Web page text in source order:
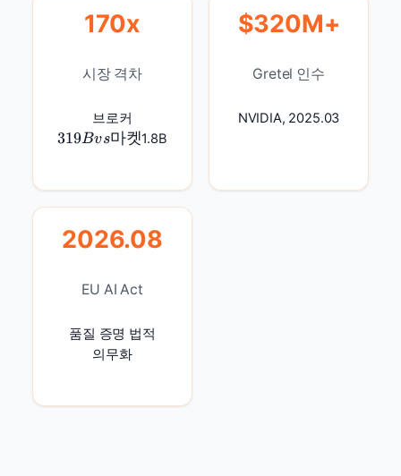
170x
시장 격차
브로커
9
마
켓
319Bvs마켓1.8B
$320M+
Gretel 인수
NVIDIA, 2025.03
2026.08
EU AI Act
품질 증명 법적
의무화